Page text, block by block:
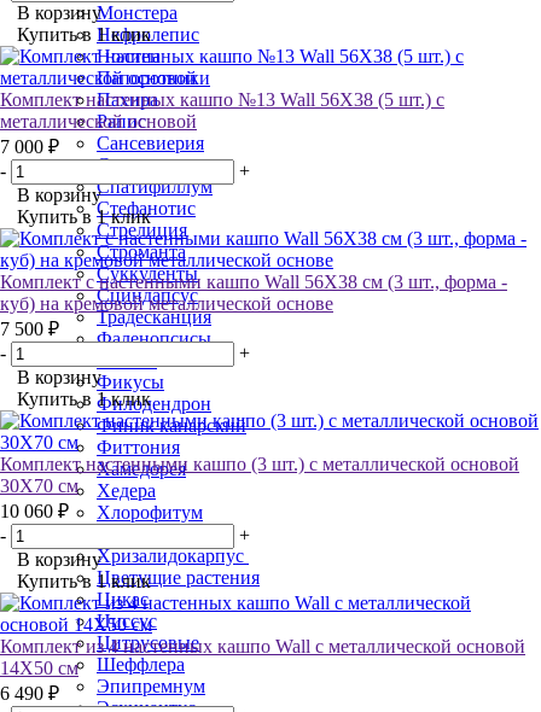
Монстера
Нефролепис
Нолина
Папоротники
Пахира
Рапис
Сансевиерия
Сингониум
Спатифиллум
Стефанотис
Стрелиция
Строманта
Суккуленты
Сциндапсус
Традесканция
Фаленопсисы
Фикусы
Филодендрон
Финик канарский
Фиттония
Хамедорея
Хедера
Хлорофитум
Хризалидокарпус
Цветущие растения
Цикас
Циссус
Цитрусовые
Шеффлера
Эпипремнум
Эсхинантус
В корзину
Купить в 1 клик
Комплект настенных кашпо №13 Wall 56Х38 (5 шт.) с
металлической основой
7 000 ₽
-
+
В корзину
Купить в 1 клик
Комплект с настенными кашпо Wall 56Х38 см (3 шт., форма -
куб) на кремовой металлической основе
7 500 ₽
-
+
В корзину
Купить в 1 клик
Комплект настенными кашпо (3 шт.) с металлической основой
30Х70 см
10 060 ₽
-
+
В корзину
Купить в 1 клик
Комплект из 4 настенных кашпо Wall с металлической основой
14Х50 см
6 490 ₽